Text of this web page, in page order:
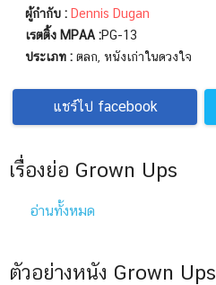
ผู้กำกับ : Dennis Dugan
เรตติ้ง MPAA :PG-13
ประเภท : ตลก, หนังเก่าในดวงใจ
แชร์ไป facebook
เรื่องย่อ Grown Ups
อ่านทั้งหมด
ตัวอย่างหนัง Grown Ups